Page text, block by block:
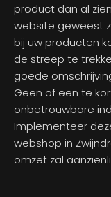
product dan al
website geweest
bij uw producten
de streep te
goede
Geen of een te
onbetrouwbare
Implementeer
webshop in
omzet zal